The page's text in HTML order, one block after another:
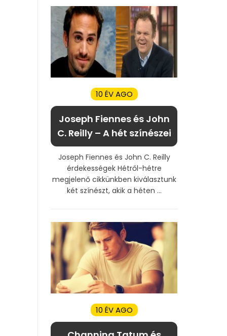
10 ÉV AGO
Joseph Fiennes és John
C. Reilly – A hét színészei
Joseph Fiennes és John C. Reilly
érdekességek Hétről-hétre
megjelenő cikkünkben kiválasztunk
két színészt, akik a héten ...
10 ÉV AGO